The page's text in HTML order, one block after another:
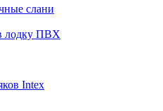
слани
лодку ПВХ
Intex